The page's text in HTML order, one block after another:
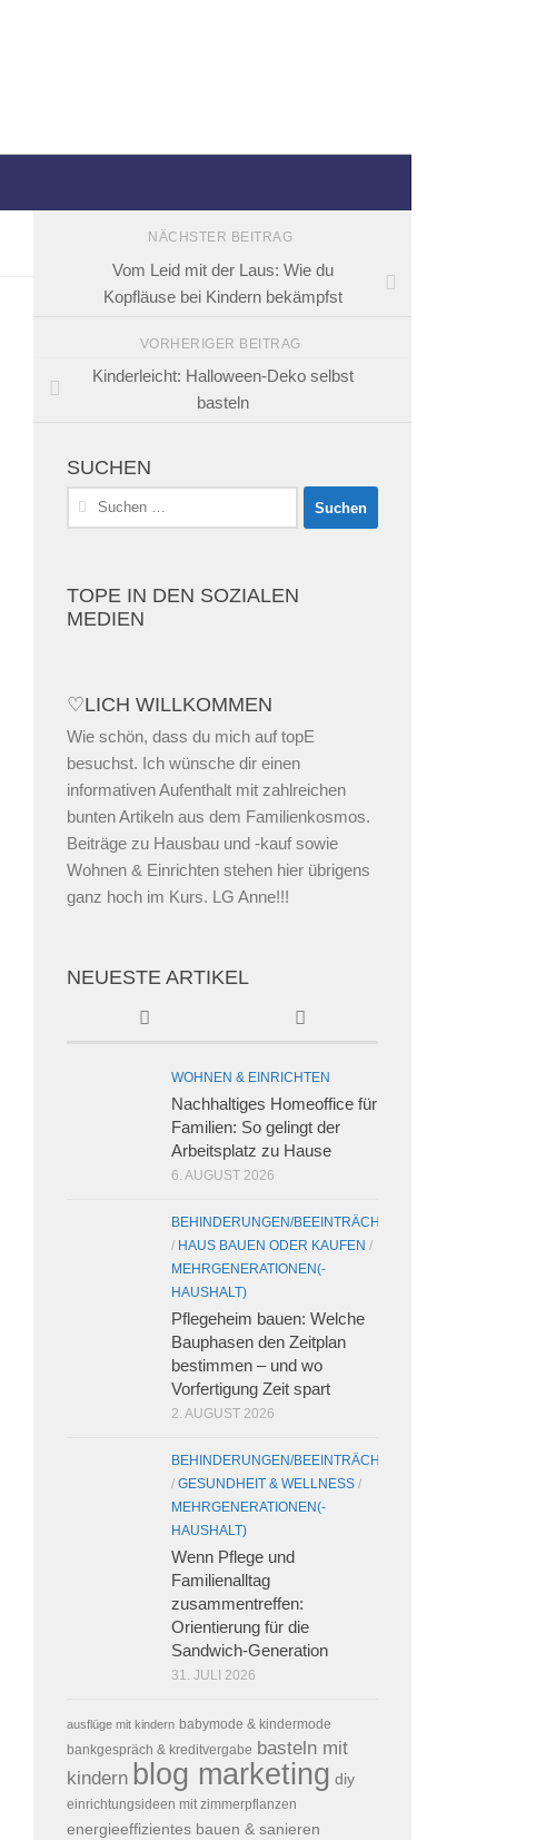
NÄCHSTER BEITRAG
Vom Leid mit der Laus: Wie du
Kopfläuse bei Kindern bekämpfst
VORHERIGER BEITRAG
Kinderleicht: Halloween-Deko selbst
basteln
SUCHEN
Suchen
nach:
TOPE IN DEN SOZIALEN
MEDIEN
♡LICH WILLKOMMEN
Wie schön, dass du mich auf topE
besuchst. Ich wünsche dir einen
informativen Aufenthalt mit zahlreichen
bunten Artikeln aus dem Familienkosmos.
Beiträge zu Hausbau und -kauf sowie
Wohnen & Einrichten stehen hier übrigens
ganz hoch im Kurs. LG Anne!!!
NEUESTE ARTIKEL
WOHNEN & EINRICHTEN
Nachhaltiges Homeoffice für
Familien: So gelingt der
Arbeitsplatz zu Hause
6. AUGUST 2026
BEHINDERUNGEN/BEEINTRÄCHTIGUNGEN
/ HAUS BAUEN ODER KAUFEN /
MEHRGENERATIONEN(-
HAUSHALT)
Pflegeheim bauen: Welche
Bauphasen den Zeitplan
bestimmen – und wo
Vorfertigung Zeit spart
2. AUGUST 2026
BEHINDERUNGEN/BEEINTRÄCHTIGUNGEN
/ GESUNDHEIT & WELLNESS /
MEHRGENERATIONEN(-
HAUSHALT)
Wenn Pflege und
Familienalltag
zusammentreffen:
Orientierung für die
Sandwich-Generation
31. JULI 2026
ausflüge mit kindern babymode & kindermode
bankgespräch & kreditvergabe basteln mit
kindern blog marketing diy
einrichtungsideen mit zimmerpflanzen
energieeffizientes bauen & sanieren